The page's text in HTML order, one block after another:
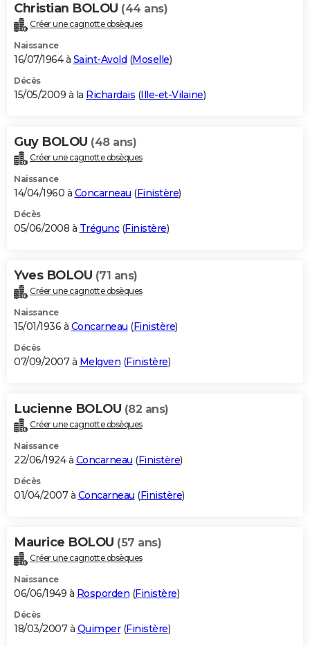
Christian BOLOU (44 ans)
Créer une cagnotte obsèques
Naissance
16/07/1964 à Saint-Avold (Moselle)
Décès
15/05/2009 à la Richardais (Ille-et-Vilaine)
Guy BOLOU (48 ans)
Créer une cagnotte obsèques
Naissance
14/04/1960 à Concarneau (Finistère)
Décès
05/06/2008 à Trégunc(Finistère)
Yves BOLOU (71 ans)
Créer une cagnotte obsèques
Naissance
15/01/1936 à Concarneau (Finistère)
Décès
07/09/2007 à Melgven (Finistère)
Lucienne BOLOU (82 ans)
Créer une cagnotte obsèques
Naissance
22/06/1924 à Concarneau (Finistère)
Décès
01/04/2007 à Concarneau (Finistère)
Maurice BOLOU (57 ans)
Créer une cagnotte obsèques
Naissance
06/06/1949 à Rosporden (Finistère)
Décès
18/03/2007 à Quimper(Finistère)